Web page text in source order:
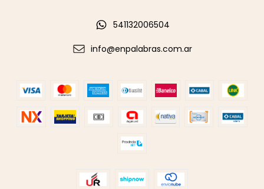
541132006504
info@enpalabras.com.ar